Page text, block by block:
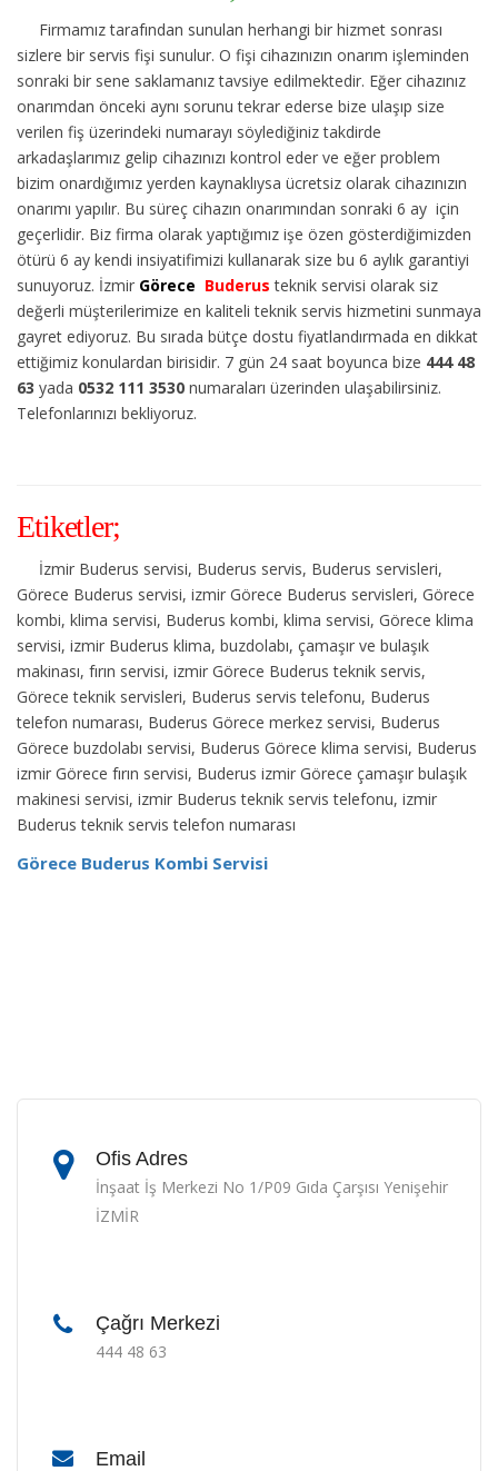
Firmamız tarafından sunulan herhangi bir hizmet sonrası
sizlere bir servis fişi sunulur. O fişi cihazınızın onarım işleminden
sonraki bir sene saklamanız tavsiye edilmektedir. Eğer cihazınız
onarımdan önceki aynı sorunu tekrar ederse bize ulaşıp size
verilen fiş üzerindeki numarayı söylediğiniz takdirde
arkadaşlarımız gelip cihazınızı kontrol eder ve eğer problem
bizim onardığımız yerden kaynaklıysa ücretsiz olarak cihazınızın
onarımı yapılır. Bu süreç cihazın onarımından sonraki 6 ay için
geçerlidir. Biz firma olarak yaptığımız işe özen gösterdiğimizden
ötürü 6 ay kendi insiyatifimizi kullanarak size bu 6 aylık garantiyi
sunuyoruz. İzmir Görece Buderus teknik servisi olarak siz
değerli müşterilerimize en kaliteli teknik servis hizmetini sunmaya
gayret ediyoruz. Bu sırada bütçe dostu fiyatlandırmada en dikkat
ettiğimiz konulardan birisidir. 7 gün 24 saat boyunca bize 444 48
63 yada 0532 111 3530 numaraları üzerinden ulaşabilirsiniz.
Telefonlarınızı bekliyoruz.
Etiketler;
İzmir Buderus servisi, Buderus servis, Buderus servisleri,
Görece Buderus servisi, izmir Görece Buderus servisleri, Görece
kombi, klima servisi, Buderus kombi, klima servisi, Görece klima
servisi, izmir Buderus klima, buzdolabı, çamaşır ve bulaşık
makinası, fırın servisi, izmir Görece Buderus teknik servis,
Görece teknik servisleri, Buderus servis telefonu, Buderus
telefon numarası, Buderus Görece merkez servisi, Buderus
Görece buzdolabı servisi, Buderus Görece klima servisi, Buderus
izmir Görece fırın servisi, Buderus izmir Görece çamaşır bulaşık
makinesi servisi, izmir Buderus teknik servis telefonu, izmir
Buderus teknik servis telefon numarası
Görece Buderus Kombi Servisi
Ofis Adres
İnşaat İş Merkezi No 1/P09 Gıda Çarşısı Yenişehir
İZMİR
Çağrı Merkezi
444 48 63
Email